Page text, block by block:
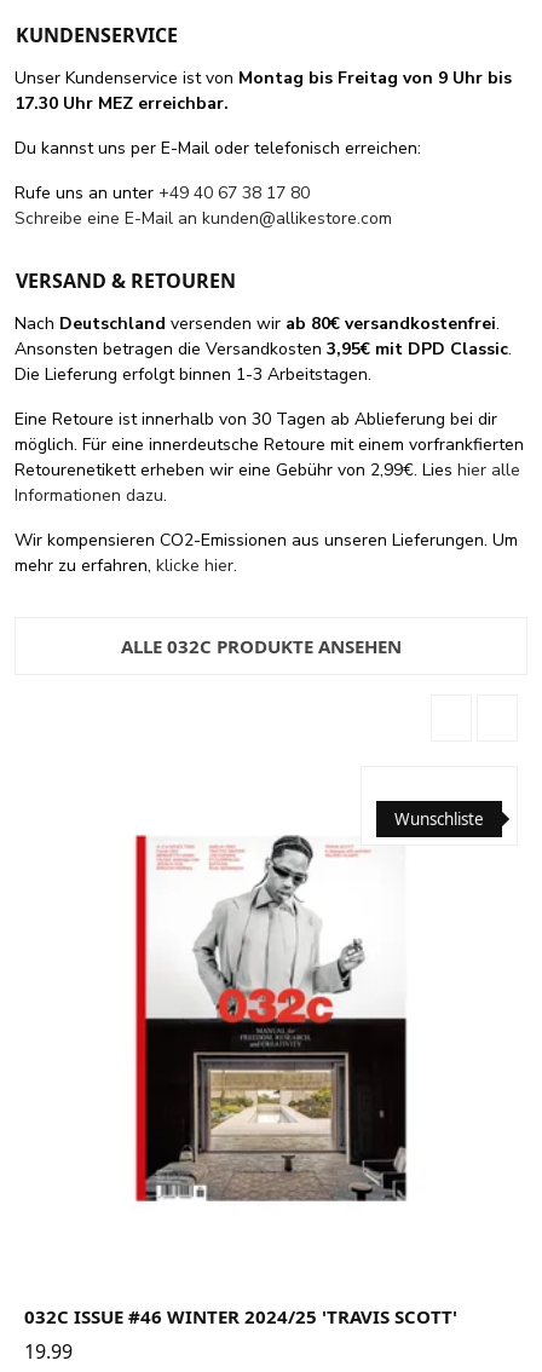
KUNDENSERVICE
Unser Kundenservice ist von Montag bis Freitag von 9 Uhr bis
17.30 Uhr MEZ erreichbar.
Du kannst uns per E-Mail oder telefonisch erreichen:
Rufe uns an unter +49 40 67 38 17 80
Schreibe eine E-Mail an kunden@allikestore.com
VERSAND & RETOUREN
Nach Deutschland versenden wir ab 80€ versandkostenfrei.
Ansonsten betragen die Versandkosten 3,95€ mit DPD Classic.
Die Lieferung erfolgt binnen 1-3 Arbeitstagen.
Eine Retoure ist innerhalb von 30 Tagen ab Ablieferung bei dir
möglich. Für eine innerdeutsche Retoure mit einem vorfrankfierten
Retourenetikett erheben wir eine Gebühr von 2,99€. Lies hier alle
Informationen dazu.
Wir kompensieren CO2-Emissionen aus unseren Lieferungen. Um
mehr zu erfahren, klicke hier.
ALLE 032C PRODUKTE ANSEHEN
Wunschliste
032C ISSUE #46 WINTER 2024/25 'TRAVIS SCOTT'
19.99